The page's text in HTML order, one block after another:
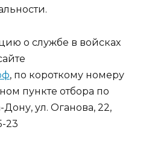
о службе в войсках
, по короткому номеру
пункте отбора по
Дону, ул. Оганова, 22,
23